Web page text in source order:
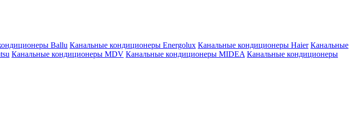
Ballu Канальные кондиционеры Energolux Канальные кондиционеры Haier Канальные
Канальные кондиционеры MDV Канальные кондиционеры MIDEA Канальные кондиционеры